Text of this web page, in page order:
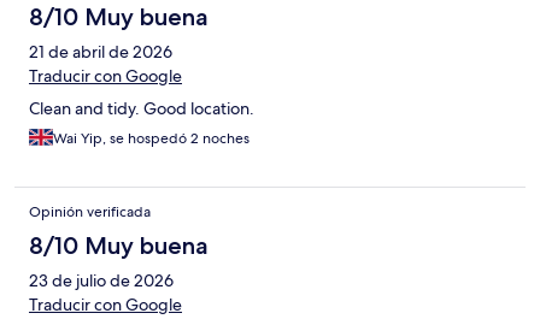
8/10 Muy buena
21 de abril de 2026
Traducir con Google
Clean and tidy. Good location.
Wai Yip, se hospedó 2 noches
Opinión verificada
8/10 Muy buena
23 de julio de 2026
Traducir con Google